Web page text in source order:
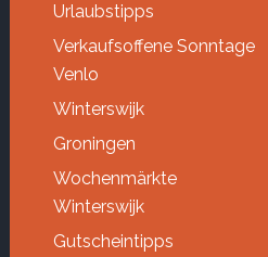
Urlaubstipps
Verkaufsoffene Sonntage
Venlo
Winterswijk
Groningen
Wochenmärkte
Winterswijk
Gutscheintipps